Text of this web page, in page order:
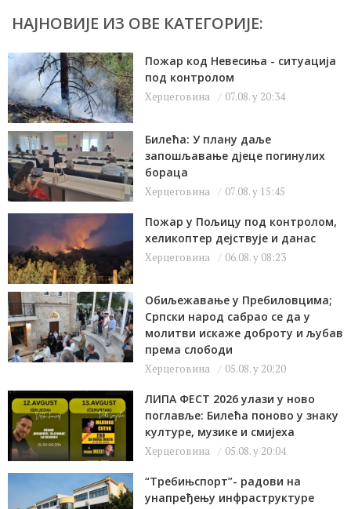
НАЈНОВИЈЕ ИЗ ОВЕ КАТЕГОРИЈЕ:
Пожар код Невесиња - ситуација
под контролом
Херцеговина 07.08. у 20:34
Билећа: У плану даље
запошљавање дјеце погинулих
бораца
Херцеговина 07.08. у 15:45
Пожар у Пољицу под контролом,
хеликоптер дејствује и данас
Херцеговина 06.08. у 08:23
Обиљежавање у Пребиловцима;
Српски народ сабрао се да у
молитви искаже доброту и љубав
према слободи
Херцеговина 05.08. у 20:20
ЛИПА ФЕСТ 2026 улази у ново
поглавље: Билећа поново у знаку
културе, музике и смијеха
Херцеговина 05.08. у 20:04
“Требињспорт”- радови на
унапређењу инфраструктуре